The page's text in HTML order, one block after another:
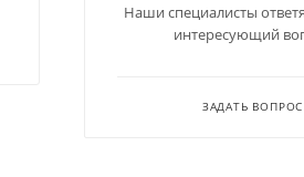
Наши специалисты
интересующий
ЗАДАТЬ ВОПРОС